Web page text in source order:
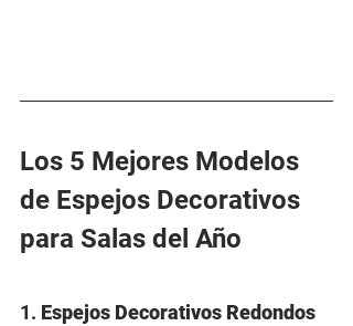
Los 5 Mejores Modelos
de Espejos Decorativos
para Salas del Año
1. Espejos Decorativos Redondos